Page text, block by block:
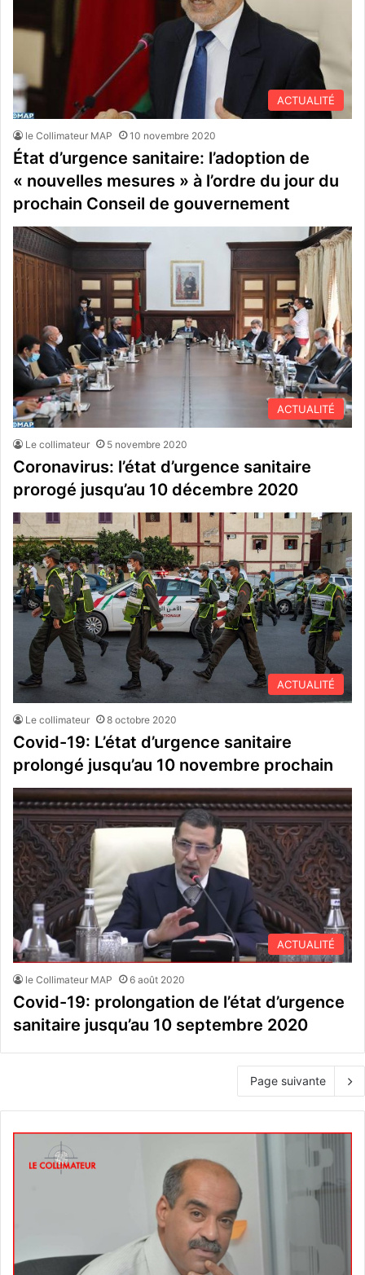
ACTUALITÉ
le Collimateur MAP 10 novembre 2020
État d’urgence sanitaire: l’adoption de
« nouvelles mesures » à l’ordre du jour du
prochain Conseil de gouvernement
ACTUALITÉ
Le collimateur 5 novembre 2020
Coronavirus: l’état d’urgence sanitaire
prorogé jusqu’au 10 décembre 2020
ACTUALITÉ
Le collimateur 8 octobre 2020
Covid-19: L’état d’urgence sanitaire
prolongé jusqu’au 10 novembre prochain
ACTUALITÉ
le Collimateur MAP 6 août 2020
Covid-19: prolongation de l’état d’urgence
sanitaire jusqu’au 10 septembre 2020
Page suivante